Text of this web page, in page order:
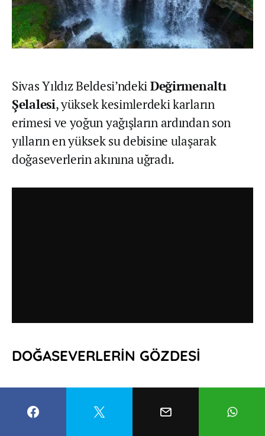
Sivas Yıldız Beldesi’ndekiDeğirmenaltı
Şelalesi, yüksek kesimlerdeki karların
erimesi ve yoğun yağışların ardından son
yılların en yüksek su debisine ulaşarak
doğaseverlerin akınına uğradı.
DOĞASEVERLERİN GÖZDESİ
Sivas’ta etkili olan yağışlar ve yüksek
kesimlerdeki karların erimesiyle debisi artan